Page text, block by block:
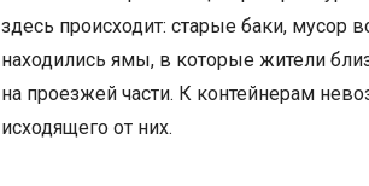
здесь происходит: старые баки, мусор
находились ямы, в которые жители
на проезжей части. К контейнерам
исходящего от них.